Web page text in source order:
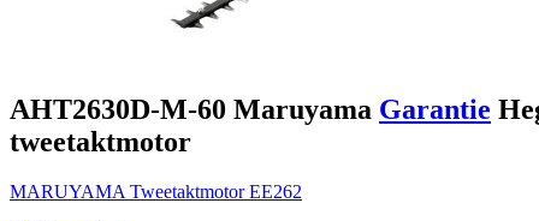
AHT2630D-M-60 Maruyama Garantie
tweetaktmotor
MARUYAMATweetaktmotorEE262